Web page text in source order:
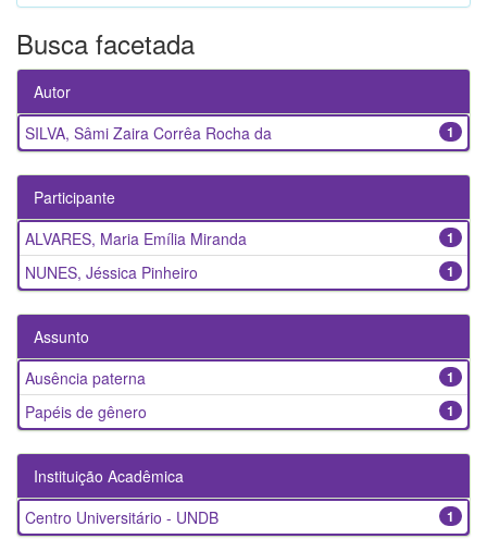
Busca facetada
Autor
1
SILVA, Sâmi Zaira Corrêa Rocha da
Participante
1
ALVARES, Maria Emília Miranda
1
NUNES, Jéssica Pinheiro
Assunto
1
Ausência paterna
1
Papéis de gênero
Instituição Acadêmica
1
Centro Universitário - UNDB